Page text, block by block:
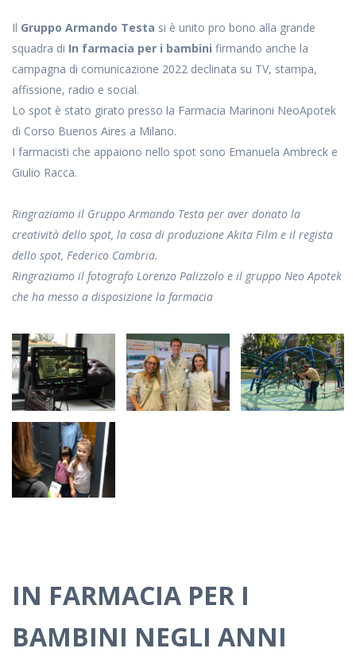
Il Gruppo Armando Testa si è unito pro bono alla grande
squadra di In farmacia per i bambini firmando anche la
campagna di comunicazione 2022 declinata su TV, stampa,
affissione, radio e social.
Lo spot è stato girato presso la Farmacia Marinoni NeoApotek
di Corso Buenos Aires a Milano.
I farmacisti che appaiono nello spot sono Emanuela Ambreck e
Giulio Racca.
Ringraziamo il Gruppo Armando Testa per aver donato la
creatività dello spot, la casa di produzione Akita Film e il regista
dello spot, Federico Cambria.
Ringraziamo il fotografo Lorenzo Palizzolo e il gruppo Neo Apotek
che ha messo a disposizione la farmacia
IN FARMACIA PER I
BAMBINI NEGLI ANNI